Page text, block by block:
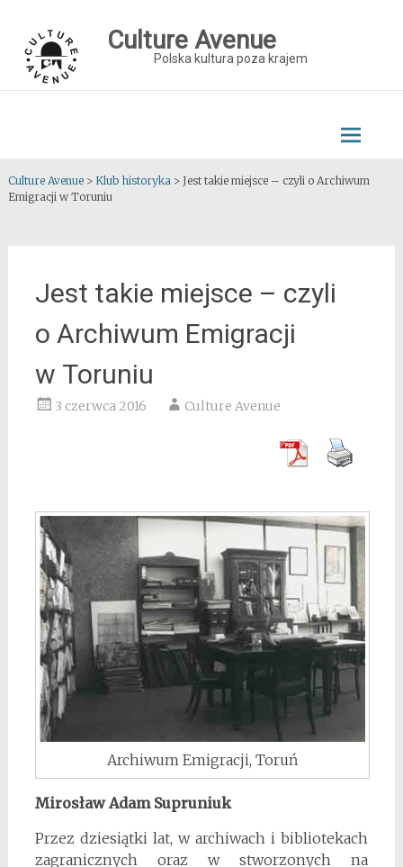
content
Culture Avenue
Polska kultura poza krajem
Culture Avenue> Klub historyka> Jest takie miejsce – czyli o Archiwum
Emigracji w Toruniu
Jest takie miejsce – czyli
o Archiwum Emigracji
w Toruniu
3 czerwca 2016 Culture Avenue
Archiwum Emigracji, Toruń
Mirosław Adam Supruniuk
Przez dziesiątki lat, w archiwach i bibliotekach
zagranicznych oraz w stworzonych na